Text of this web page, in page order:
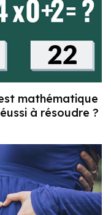
mathématique
à résoudre ?